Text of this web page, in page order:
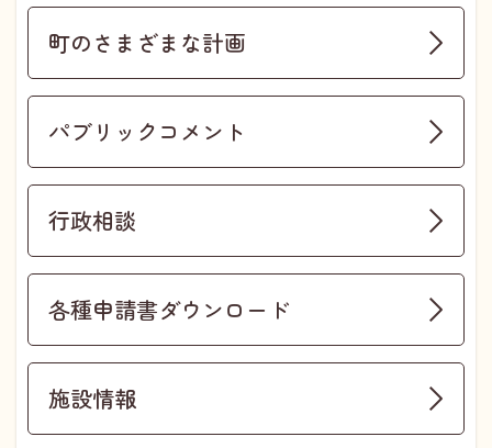
町のさまざまな計画
パブリックコメント
行政相談
各種申請書ダウンロード
施設情報